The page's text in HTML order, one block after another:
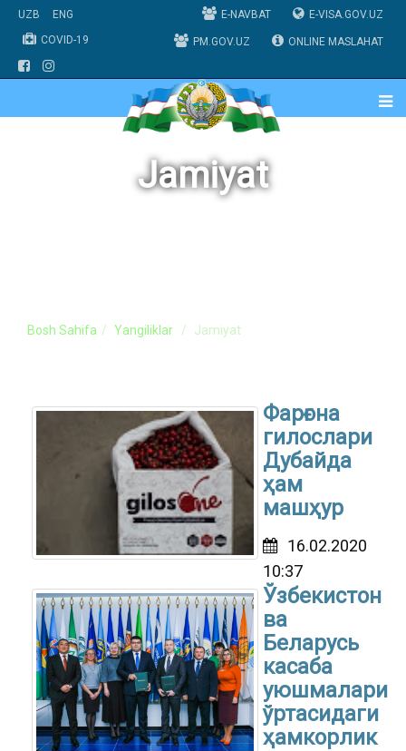
UZB
ENG
COVID-19
E-NAVBAT E-VISA.GOV.UZ
PM.GOV.UZ ONLINE MASLAHAT
Jamiyat
Bosh Sahifa Yangiliklar Jamiyat
Фарғона
гилослари
Дубайда
ҳам
машҳур
16.02.2020
10:37
Ўзбекистон
ва
Беларусь
касаба
уюшмалари
ўртасидаги
ҳамкорлик